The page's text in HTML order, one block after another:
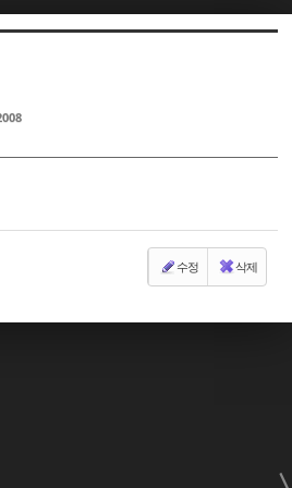
수정 삭제
케치북5
케치북5
케치북5
케치북5